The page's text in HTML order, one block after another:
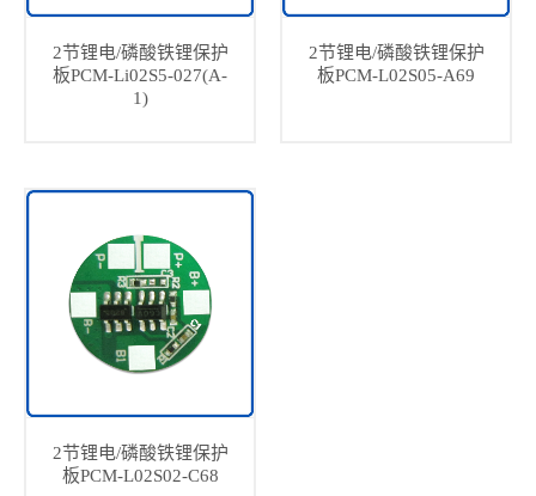
2节锂电/磷酸铁锂保护
板PCM-Li02S5-027(A-
1)
2节锂电/磷酸铁锂保护
板PCM-L02S05-A69
2节锂电/磷酸铁锂保护
板PCM-L02S02-C68